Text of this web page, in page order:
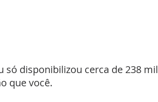
só disponibilizou cerca de 238 mil
que você.